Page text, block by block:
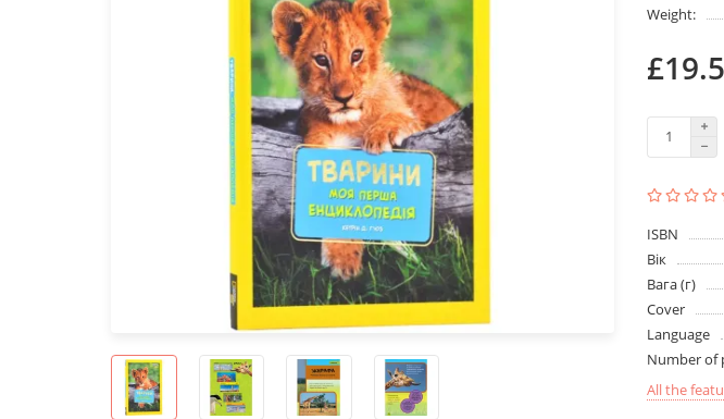
Weight:
ISBN
Вік
Вага (г)
Cover
Language
Number of
All the